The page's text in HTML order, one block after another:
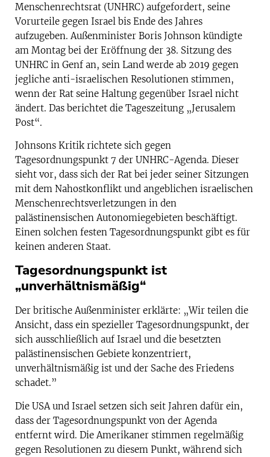
Menschenrechtsrat (UNHRC) aufgefordert, seine
Vorurteile gegen Israel bis Ende des Jahres
aufzugeben. Außenminister Boris Johnson kündigte
am Montag bei der Eröffnung der 38. Sitzung des
UNHRC in Genf an, sein Land werde ab 2019 gegen
jegliche anti-israelischen Resolutionen stimmen,
wenn der Rat seine Haltung gegenüber Israel nicht
ändert. Das berichtet die Tageszeitung „Jerusalem
Post“.
Johnsons Kritik richtete sich gegen
Tagesordnungspunkt 7 der UNHRC-Agenda. Dieser
sieht vor, dass sich der Rat bei jeder seiner Sitzungen
mit dem Nahostkonflikt und angeblichen israelischen
Menschenrechtsverletzungen in den
palästinensischen Autonomiegebieten beschäftigt.
Einen solchen festen Tagesordnungspunkt gibt es für
keinen anderen Staat.
Tagesordnungspunkt ist
„unverhältnismäßig“
Der britische Außenminister erklärte: „Wir teilen die
Ansicht, dass ein spezieller Tagesordnungspunkt, der
sich ausschließlich auf Israel und die besetzten
palästinensischen Gebiete konzentriert,
unverhältnismäßig ist und der Sache des Friedens
schadet.”
Die USA und Israel setzen sich seit Jahren dafür ein,
dass der Tagesordnungspunkt von der Agenda
entfernt wird. Die Amerikaner stimmen regelmäßig
gegen Resolutionen zu diesem Punkt, während sich